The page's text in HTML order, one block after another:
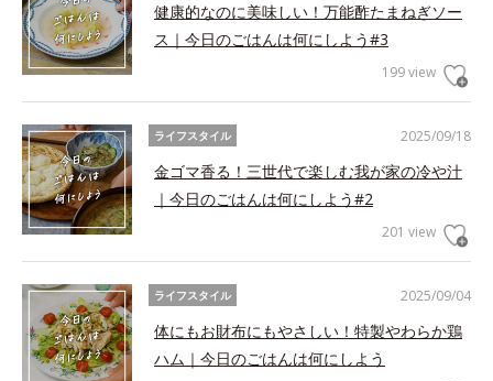
健康的なのに美味しい！万能酢たまねぎソー
ス｜今日のごはんは何にしよう#3
199 view
2025/09/18
ライフスタイル
金ゴマ香る！三世代で楽しむ我が家の冷や汁
｜今日のごはんは何にしよう#2
201 view
2025/09/04
ライフスタイル
体にもお財布にもやさしい！特製やわらか鶏
ハム｜今日のごはんは何にしよう